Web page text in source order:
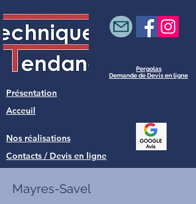
Demande de Devis en ligne
Pergolas
Présentation
Nos réalisations
Contacts / Devis en ligne
Acceuil
Mayres-Savel